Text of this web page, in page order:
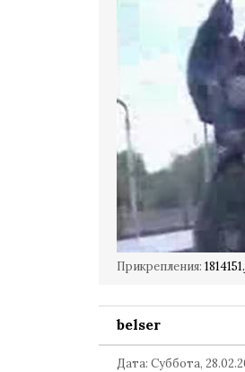
Прикрепления:
belser
Дата: Суббота,